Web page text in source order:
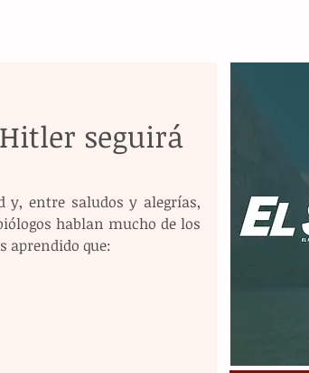
seguirá
y, entre saludos y alegrías,
hablan mucho de los
aprendido que: